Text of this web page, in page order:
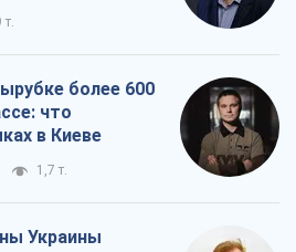
т.
более 600
что
в Киеве
1,7 т.
Украины